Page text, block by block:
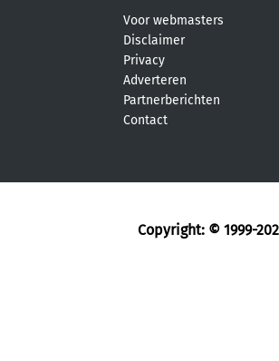
Voor webmasters
Disclaimer
Privacy
Adverteren
Partnerberichten
Contact
Copyright: © 1999-